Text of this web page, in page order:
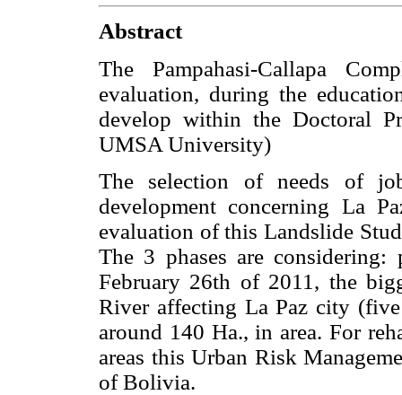
Abstract
The Pampahasi-Callapa
evaluation, during the
develop within the Doctoral
UMSA University)
The selection of needs of
development concerning La
evaluation of this Landslide
The 3 phases are
February 26th of 2011, the
River affecting La Paz city
around 140 Ha., in area. For
areas this Urban Risk
of Bolivia.